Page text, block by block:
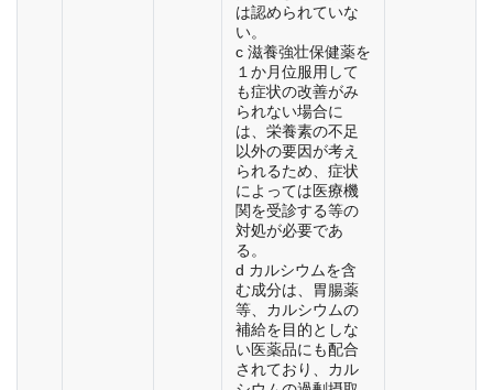
は認められていな
い。
c 滋養強壮保健薬を
１か月位服用して
も症状の改善がみ
られない場合に
は、栄養素の不足
以外の要因が考え
られるため、症状
によっては医療機
関を受診する等の
対処が必要であ
る。
d カルシウムを含
む成分は、胃腸薬
等、カルシウムの
補給を目的としな
い医薬品にも配合
されており、カル